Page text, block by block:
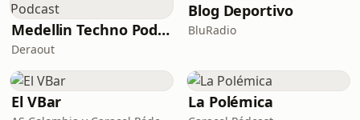
Medellin Techno Podcast
Deraout
Blog Deportivo
BluRadio
El VBar La Polémica